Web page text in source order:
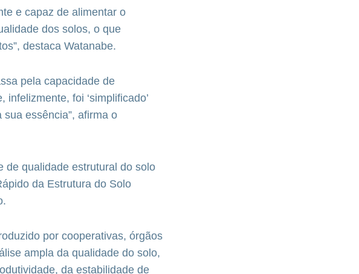
e capaz de alimentar o
dos solos, o que
destaca Watanabe.
pela capacidade de
foi ‘simplificado’
essência”, afirma o
de qualidade estrutural do solo
da Estrutura do Solo
por cooperativas, órgãos
ampla da qualidade do solo,
da estabilidade de